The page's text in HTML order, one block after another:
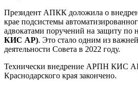
Президент АПКК доложила о
крае подсистемы
адвокатами поручений на защиту по
КИС АР). Это стало одним из
деятельности Совета в 2022 году.
Технически внедрение АРПН КИС
Краснодарского края закончено.